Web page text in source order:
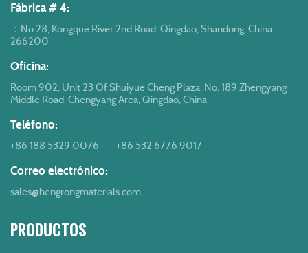
Fábrica # 4:
：No.28, Kongque River 2nd Road, Qingdao, Shandong, China
266200
Oficina:
Room 902, Unit 23 Of Shuiyue Cheng Plaza, No. 189 Zhengyang
Middle Road, Chengyang Area, Qingdao, China
Teléfono:
+86 188 5329 0076 +86 532 6776 9017
Correo electrónico:
sales@hengrongmaterials.com
PRODUCTOS